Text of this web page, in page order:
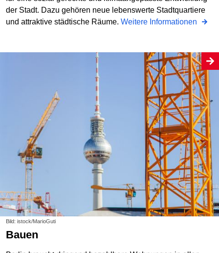
der Stadt. Dazu gehören neue lebenswerte Stadtquartiere
und attraktive städtische Räume. Weitere Informationen
Bild: istock/MarioGuti
Bauen